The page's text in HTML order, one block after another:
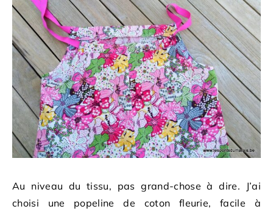
Au niveau du tissu, pas grand-chose à dire. J’ai
choisi une popeline de coton fleurie, facile à